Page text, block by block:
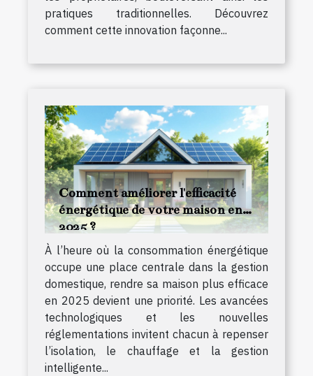
pratiques traditionnelles. Découvrez
comment cette innovation façonne...
Comment améliorer l'efficacité
énergétique de votre maison en
2025 ?
À l’heure où la consommation énergétique
occupe une place centrale dans la gestion
domestique, rendre sa maison plus efficace
en 2025 devient une priorité. Les avancées
technologiques et les nouvelles
réglementations invitent chacun à repenser
l’isolation, le chauffage et la gestion
intelligente...